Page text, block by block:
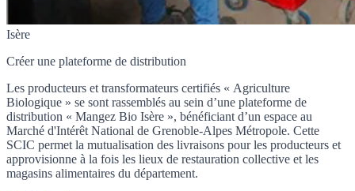
Isère
Créer une plateforme de distribution
Les producteurs et transformateurs certifiés « Agriculture
Biologique » se sont rassemblés au sein d’une plateforme de
distribution « Mangez Bio Isère », bénéficiant d’un espace au
Marché d'Intérêt National de Grenoble-Alpes Métropole. Cette
SCIC permet la mutualisation des livraisons pour les producteurs et
approvisionne à la fois les lieux de restauration collective et les
magasins alimentaires du département.